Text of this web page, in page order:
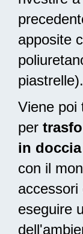
apposite
piastrelle).
Viene poi
per
in
con il
accessori
eseguire